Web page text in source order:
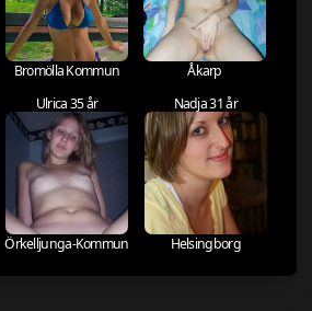
Bromölla Kommun
Åkarp
Ulrica 35 år
Örkelljunga-Kommun
Nadja 31 år
Helsingborg